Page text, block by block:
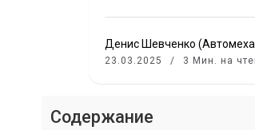
Денис Шевченко
23.03.2025 3 Мин. на
Содержание